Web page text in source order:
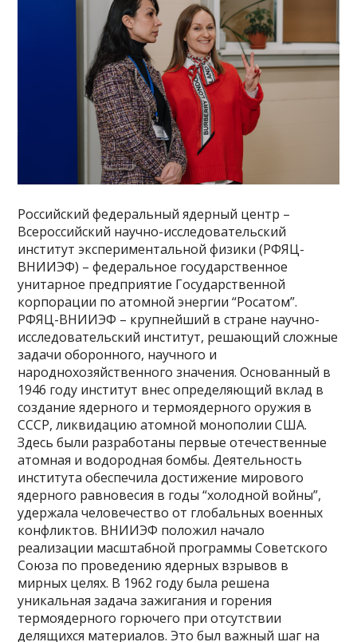
Российский федеральный ядерный центр –
Всероссийский научно-исследовательский
институт экспериментальной физики (РФЯЦ-
ВНИИЭФ) – федеральное государственное
унитарное предприятие Государственной
корпорации по атомной энергии “Росатом”.
РФЯЦ-ВНИИЭФ – крупнейший в стране научно-
исследовательский институт, решающий сложные
задачи оборонного, научного и
народнохозяйственного значения. Основанный в
1946 году институт внес определяющий вклад в
создание ядерного и термоядерного оружия в
СССР, ликвидацию атомной монополии США.
Здесь были разработаны первые отечественные
атомная и водородная бомбы. Деятельность
института обеспечила достижение мирового
ядерного равновесия в годы “холодной войны”,
удержала человечество от глобальных военных
конфликтов. ВНИИЭФ положил начало
реализации масштабной программы Советского
Союза по проведению ядерных взрывов в
мирных целях. В 1962 году была решена
уникальная задача зажигания и горения
термоядерного горючего при отсутствии
делящихся материалов. Это был важный шаг на